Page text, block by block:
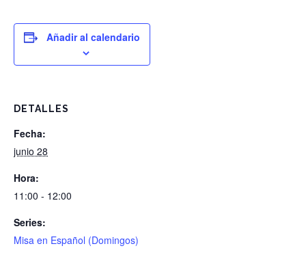
Añadir al calendario
DETALLES
Fecha:
junio 28
Hora:
11:00 - 12:00
Series:
Misa en Español (Domingos)